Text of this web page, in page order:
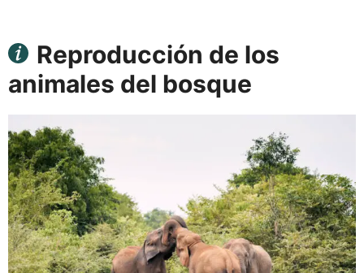
Reproducción de los
animales del bosque